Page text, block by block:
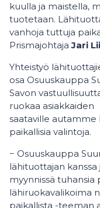
kuulla ja maistella,
tuotetaan.
vanhoja tuttuja
PrismajohtajaJari
Yhteistyö
osa Osuuskauppa
Savon
ruokaa asiakkaiden
saataville autamme
paikallisia valintoja.
− Osuuskauppa
lähituottajan
myynnissä
lähiruokavalikoima
paikallista -teeman